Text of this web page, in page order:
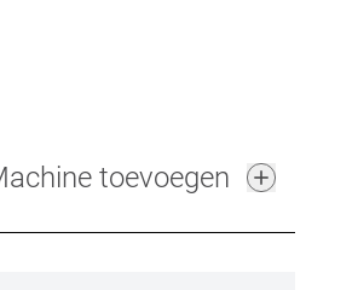
toevoegen